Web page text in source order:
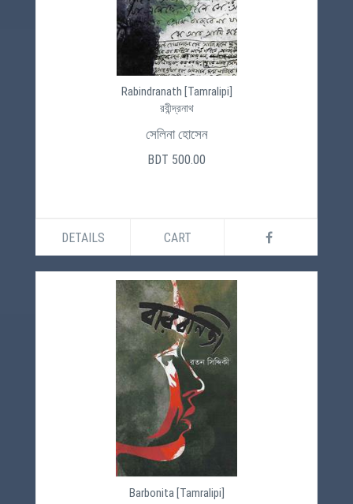
Rabindranath [Tamralipi]
রবীন্দ্রনাথ
সেলিনা হোসেন
BDT 500.00
DETAILS CART
Barbonita [Tamralipi]